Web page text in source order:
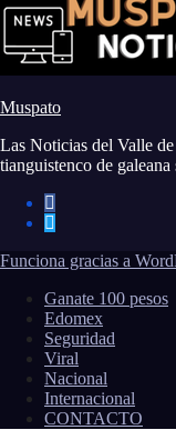
Muspato
Las Noticias del Valle
tianguistenco de
Funciona gracias a
Ganate 100 pesos
Edomex
Seguridad
Viral
Nacional
Internacional
CONTACTO